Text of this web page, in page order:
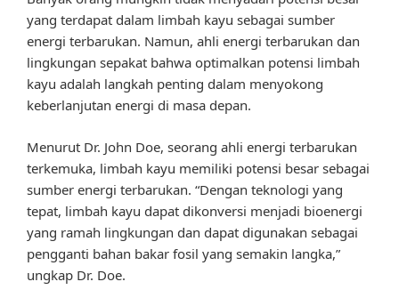
yang terdapat dalam limbah kayu sebagai sumber
energi terbarukan. Namun, ahli energi terbarukan dan
lingkungan sepakat bahwa optimalkan potensi limbah
kayu adalah langkah penting dalam menyokong
keberlanjutan energi di masa depan.
Menurut Dr. John Doe, seorang ahli energi terbarukan
terkemuka, limbah kayu memiliki potensi besar sebagai
sumber energi terbarukan. “Dengan teknologi yang
tepat, limbah kayu dapat dikonversi menjadi bioenergi
yang ramah lingkungan dan dapat digunakan sebagai
pengganti bahan bakar fosil yang semakin langka,”
ungkap Dr. Doe.